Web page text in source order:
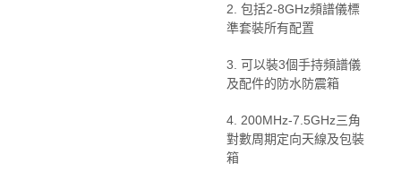
2. 包括2-8GHz頻譜儀標
準套裝所有配置
3. 可以裝3個手持頻譜儀
及配件的防水防震箱
4. 200MHz-7.5GHz三角
對數周期定向天線及包裝
箱